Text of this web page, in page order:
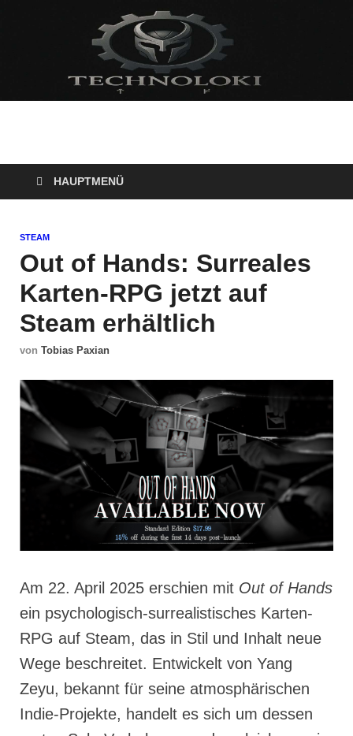
Technoloki: Gaming
und Entertainment
News
Blockbuster, Indie-Perlen und Retro-Klassiker.
HAUPTMENÜ
STEAM
Out of Hands: Surreales
Karten-RPG jetzt auf
Steam erhältlich
von Tobias Paxian
Am 22. April 2025 erschien mit Out of Hands
ein psychologisch-surrealistisches Karten-
RPG auf Steam, das in Stil und Inhalt neue
Wege beschreitet. Entwickelt von Yang
Zeyu, bekannt für seine atmosphärischen
Indie-Projekte, handelt es sich um dessen